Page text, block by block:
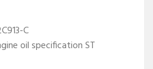
C
oil specification ST